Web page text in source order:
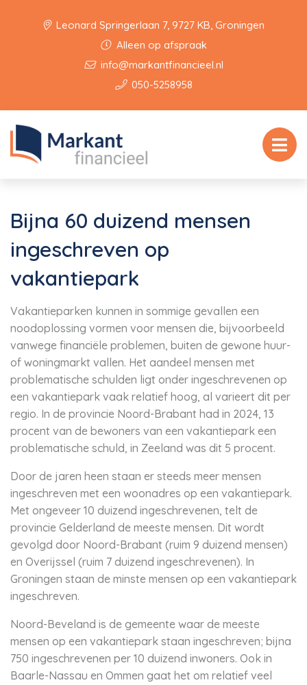
Leonard Springerlaan 7, 9727 KB, Groningen
Alleen op afspraak
info@markantfinancieel.nl
050-5258958
Bijna 60 duizend mensen
ingeschreven op
vakantiepark
Vakantieparken kunnen in sommige gevallen een
noodoplossing vormen voor mensen die, bijvoorbeeld
vanwege financiële problemen, buiten de gewone huur-
of woningmarkt vallen. Het aandeel mensen met
problematische schulden ligt onder ingeschrevenen op
een vakantiepark vaak relatief hoog, al varieert dit per
regio. In de provincie Noord-Brabant had in 2024, 13
procent van de bewoners van een vakantiepark een
problematische schuld, in Zeeland was dit 5 procent.
Door de jaren heen staan er steeds meer mensen
ingeschreven met een woonadres op een vakantiepark.
Met ongeveer 10 duizend ingeschrevenen, telt de
provincie Gelderland de meeste mensen. Dit wordt
gevolgd door Noord-Brabant (ruim 9 duizend mensen)
en Overijssel (ruim 7 duizend ingeschrevenen). In
Groningen staan de minste mensen op een vakantiepark
ingeschreven.
Noord-Beveland is de gemeente waar de meeste
mensen op een vakantiepark staan ingeschreven; bijna
750 ingeschrevenen per 10 duizend inwoners. Ook in
Baarle-Nassau en Ommen gaat het om relatief veel